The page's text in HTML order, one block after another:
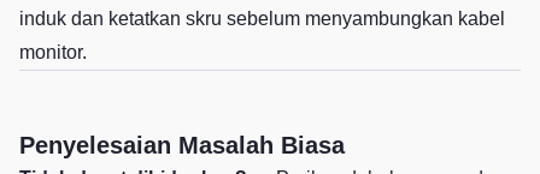
induk dan ketatkan skru sebelum menyambungkan kabel
monitor.
Penyelesaian Masalah Biasa